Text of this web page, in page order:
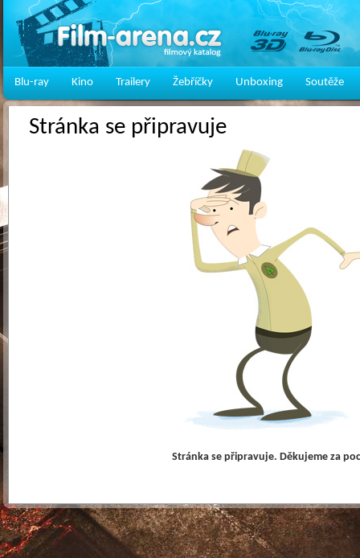
Blu-ray Kino Trailery Žebříčky Unboxing Soutěže
Stránka se připravuje
Stránka se připravuje. Děkujeme za